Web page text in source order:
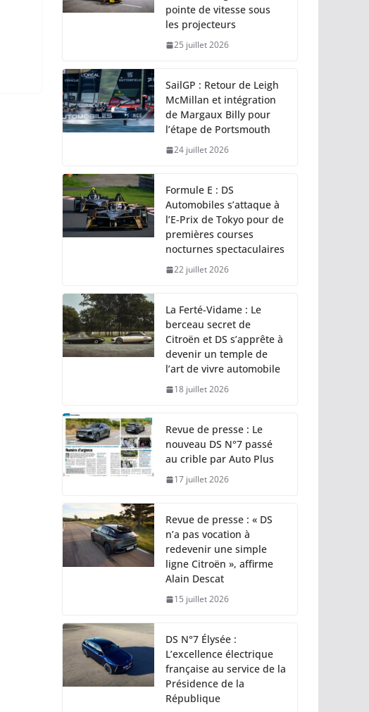
pointe de vitesse sous
les projecteurs
25 juillet 2026
SailGP : Retour de Leigh
McMillan et intégration
de Margaux Billy pour
l’étape de Portsmouth
24 juillet 2026
Formule E : DS
Automobiles s’attaque à
l’E-Prix de Tokyo pour de
premières courses
nocturnes spectaculaires
22 juillet 2026
La Ferté-Vidame : Le
berceau secret de
Citroën et DS s’apprête à
devenir un temple de
l’art de vivre automobile
18 juillet 2026
Revue de presse : Le
nouveau DS N°7 passé
au crible par Auto Plus
17 juillet 2026
Revue de presse : « DS
n’a pas vocation à
redevenir une simple
ligne Citroën », affirme
Alain Descat
15 juillet 2026
DS N°7 Élysée :
L’excellence électrique
française au service de la
Présidence de la
République